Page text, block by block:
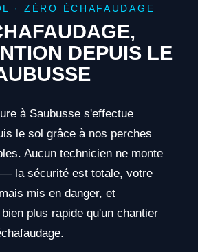
· ZÉRO ÉCHAFAUDAGE
DEPUIS LE
à Saubusse s'effectue
le sol grâce à nos perches
Aucun technicien ne monte
la sécurité est totale, votre
mis en danger, et
plus rapide qu'un chantier